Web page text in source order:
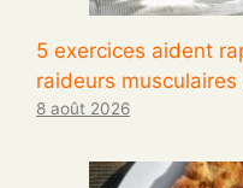
5 exercices aident
raideurs musculaires
8 août 2026